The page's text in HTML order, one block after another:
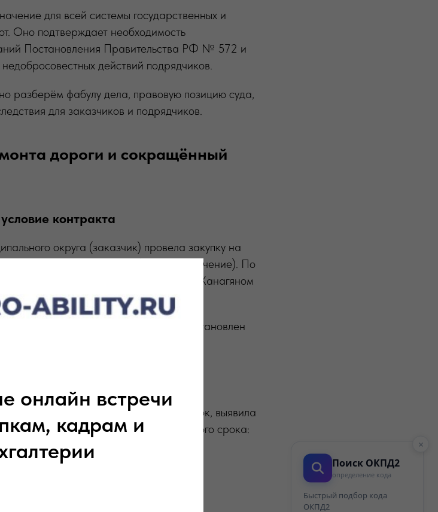
онлайн встречи
кадрам и
для всей системы государственных и
Оно подтверждает необходимость
Постановления Правительства РФ № 572 и
действий подрядчиков.
разберём фабулу дела, правовую позицию суда,
для заказчиков и подрядчиков.
дороги и сокращённый
контракта
округа (заказчик) провела закупку на
«Булохово–Заход» (местное значение). По
с индивидуальным предпринимателем Ханагяном
в контракте был установлен
покрытия в 4 года
законности в сфере закупок, выявила
что сокращение гарантийного срока:
за качество выполненных работ;
Правительством РФ.
×
Поиск ОКПД2
определение кода
Быстрый подбор кода
ОКПД2